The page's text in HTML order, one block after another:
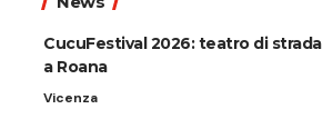
CucuFestival 2026: teatro di strada
a Roana
Vicenza